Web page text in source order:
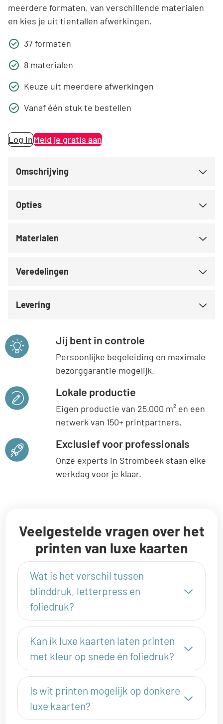
meerdere formaten, van verschillende materialen
en kies je uit tientallen afwerkingen.
37 formaten
8 materialen
Keuze uit meerdere afwerkingen
Vanaf één stuk te bestellen
Log inMeld je gratis aan
Omschrijving
Opties
Materialen
Veredelingen
Levering
Jij bent in controle
Persoonlijke begeleiding en maximale
bezorggarantie mogelijk.
Lokale productie
Eigen productie van 25.000 m² en een
netwerk van 150+ printpartners.
Exclusief voor professionals
Onze experts in Strombeek staan elke
werkdag voor je klaar.
Veelgestelde vragen over het
printen van luxe kaarten
Wat is het verschil tussen
blinddruk, letterpress en
foliedruk?
Kan ik luxe kaarten laten printen
met kleur op snede én foliedruk?
Is wit printen mogelijk op donkere
luxe kaarten?